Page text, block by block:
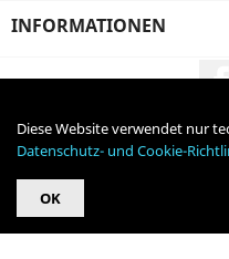
INFORMATIONEN
Alle Preise verstehen sich
© 2026 - online-shop von
Diese Website verwendet nur
Datenschutz- und Cookie-
OK